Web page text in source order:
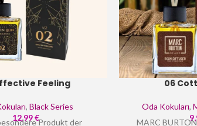
Feeling
, Black Series
12,99€Produkt der
06
Oda Kokuları,
MARC